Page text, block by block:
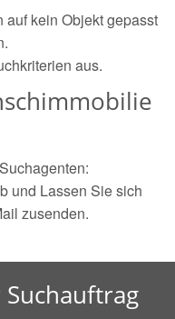
kein Objekt gepasst
aus.
und Lassen Sie sich
zusenden.